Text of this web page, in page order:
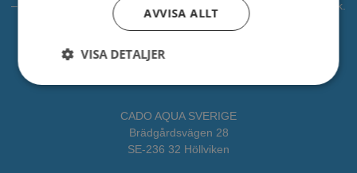
– från idé till verklighet. CADOAQUA är vår avdelning för vattenlek.
All fakta om CADO får du HÄR
CADO AQUA SVERIGE
Brädgårdsvägen 28
SE-236 32 Höllviken
AVVISA ALLT
VISA DETALJER